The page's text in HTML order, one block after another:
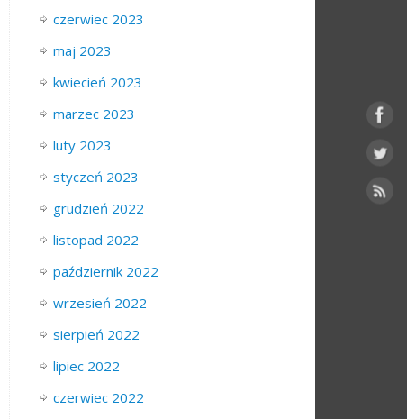
czerwiec 2023
maj 2023
kwiecień 2023
marzec 2023
luty 2023
styczeń 2023
grudzień 2022
listopad 2022
październik 2022
wrzesień 2022
sierpień 2022
lipiec 2022
czerwiec 2022